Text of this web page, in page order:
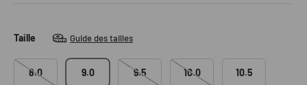
Taille Guide des tailles
8.0 9.0 9.5 10.0 10.5